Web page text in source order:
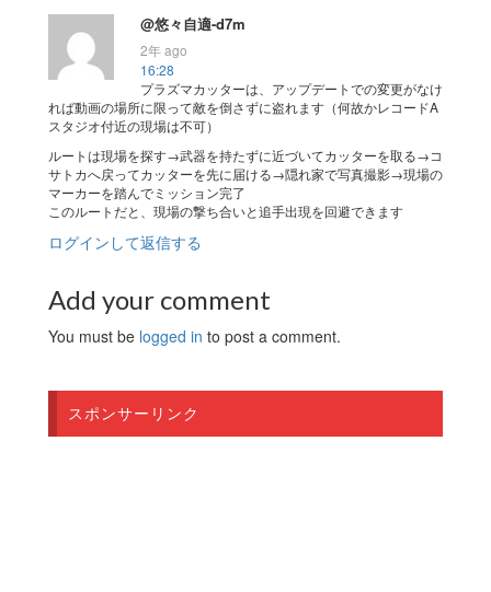
@悠々自適-d7m
2年 ago
16:28
プラズマカッターは、アップデートでの変更がなけ
れば動画の場所に限って敵を倒さずに盗れます（何故かレコードA
スタジオ付近の現場は不可）
ルートは現場を探す→武器を持たずに近づいてカッターを取る→コ
サトカへ戻ってカッターを先に届ける→隠れ家で写真撮影→現場の
マーカーを踏んでミッション完了
このルートだと、現場の撃ち合いと追手出現を回避できます
ログインして返信する
Add your comment
You must be logged in to post a comment.
スポンサーリンク